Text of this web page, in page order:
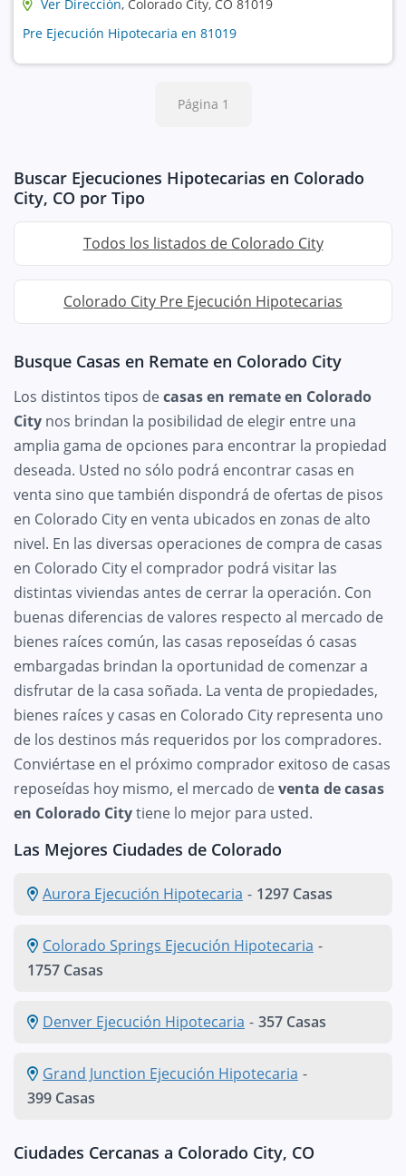
Ver Dirección, Colorado City, CO 81019
Pre Ejecución Hipotecaria en 81019
Página 1
Buscar Ejecuciones Hipotecarias en Colorado
City, CO por Tipo
Todos los listados de Colorado City
Colorado City Pre Ejecución Hipotecarias
Busque Casas en Remate en Colorado City
Los distintos tipos decasas en remate en Colorado
City nos brindan la posibilidad de elegir entre una
amplia gama de opciones para encontrar la propiedad
deseada. Usted no sólo podrá encontrar casas en
venta sino que también dispondrá de ofertas de pisos
en Colorado City en venta ubicados en zonas de alto
nivel. En las diversas operaciones de compra de casas
en Colorado City el comprador podrá visitar las
distintas viviendas antes de cerrar la operación. Con
buenas diferencias de valores respecto al mercado de
bienes raíces común, las casas reposeídas ó casas
embargadas brindan la oportunidad de comenzar a
disfrutar de la casa soñada. La venta de propiedades,
bienes raíces y casas en Colorado City representa uno
de los destinos más requeridos por los compradores.
Conviértase en el próximo comprador exitoso de casas
reposeídas hoy mismo, el mercado deventa de casas
en Colorado Citytiene lo mejor para usted.
Las Mejores Ciudades de Colorado
Aurora Ejecución Hipotecaria - 1297 Casas
Colorado Springs Ejecución Hipotecaria -
1757 Casas
Denver Ejecución Hipotecaria - 357 Casas
Grand Junction Ejecución Hipotecaria -
399 Casas
Ciudades Cercanas a Colorado City, CO